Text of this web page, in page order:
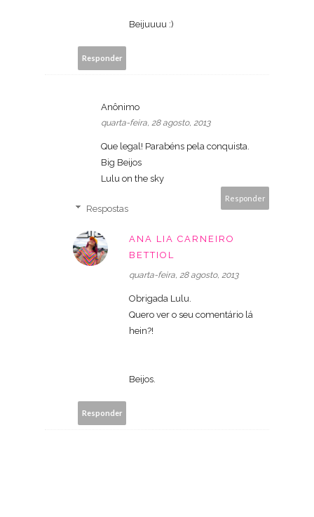
Beijuuuu :)
Responder
Anônimo
quarta-feira, 28 agosto, 2013
Que legal! Parabéns pela conquista.
Big Beijos
Lulu on the sky
Responder
Respostas
ANA LIA CARNEIRO
BETTIOL
quarta-feira, 28 agosto, 2013
Obrigada Lulu.
Quero ver o seu comentário lá
hein?!
Beijos.
Responder